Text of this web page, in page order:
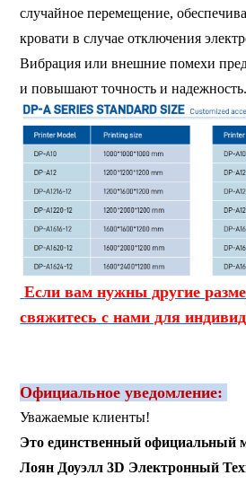
случайное перемещение,
кровати в случае отключения
Вибрация или внешние помехи
и повышают точность и надежность.
Если вам нужны другие
свяжитесь с нами для
Официальное уведомление:
Уважаемые клиенты!
Это единственный официальный
Лоян Доуэлл 3D Электронный